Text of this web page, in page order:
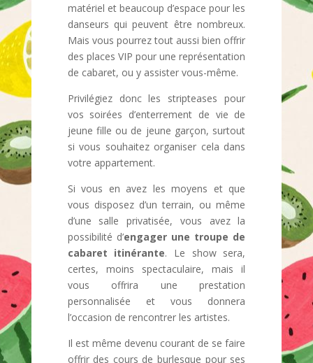
matériel et beaucoup d’espace pour les
danseurs qui peuvent être nombreux.
Mais vous pourrez tout aussi bien offrir
des places VIP pour une représentation
de cabaret, ou y assister vous-même.
Privilégiez donc les stripteases pour
vos soirées d’enterrement de vie de
jeune fille ou de jeune garçon, surtout
si vous souhaitez organiser cela dans
votre appartement.
Si vous en avez les moyens et que
vous disposez d’un terrain, ou même
d’une salle privatisée, vous avez la
possibilité d’engager une troupe de
cabaret itinérante. Le show sera,
certes, moins spectaculaire, mais il
vous offrira une prestation
personnalisée et vous donnera
l’occasion de rencontrer les artistes.
Il est même devenu courant de se faire
offrir des cours de burlesque pour ses